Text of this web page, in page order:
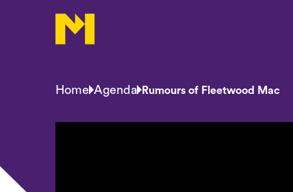
Home Agenda Rumours of Fleetwood Mac